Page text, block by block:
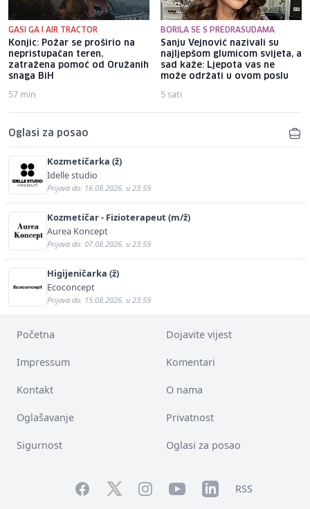
GASI GA I AIR TRACTOR
Konjic: Požar se proširio na
nepristupačan teren,
zatražena pomoć od Oružanih
snaga BiH
57 min
BORILA SE S PREDRASUDAMA
Sanju Vejnović nazivali su
najljepšom glumicom svijeta, a
sad kaže: Ljepota vas ne
može održati u ovom poslu
5 sati
Oglasi za posao
Kozmetičarka (ž)
Idelle studio
Prijava do: 16.08.2026. u 23:59
Kozmetičar - Fizioterapeut (m/ž)
Aurea Koncept
Prijava do: 07.08.2026. u 23:59
Higijeničarka (ž)
Ecoconcept
Prijava do: 15.08.2026. u 23:59
Početna Dojavite vijest
Impressum Komentari
Kontakt O nama
Oglašavanje Privatnost
Sigurnost Oglasi za posao
FacebookTwitterInstagramYouTubeLinkedInRSS